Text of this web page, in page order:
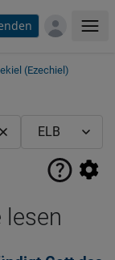
(Ezechiel)
lesen